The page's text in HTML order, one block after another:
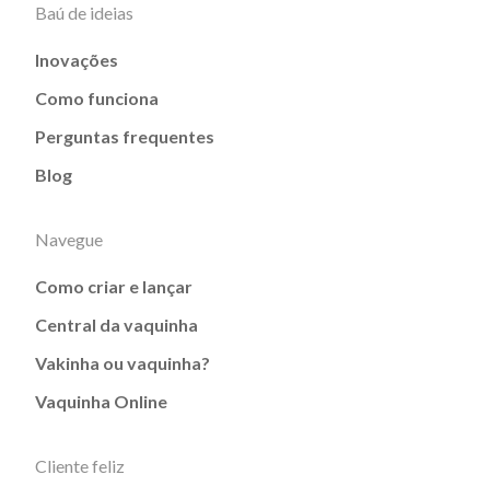
Baú de ideias
Inovações
Como funciona
Perguntas frequentes
Blog
Navegue
Como criar e lançar
Central da vaquinha
Vakinha ou vaquinha?
Vaquinha Online
Cliente feliz